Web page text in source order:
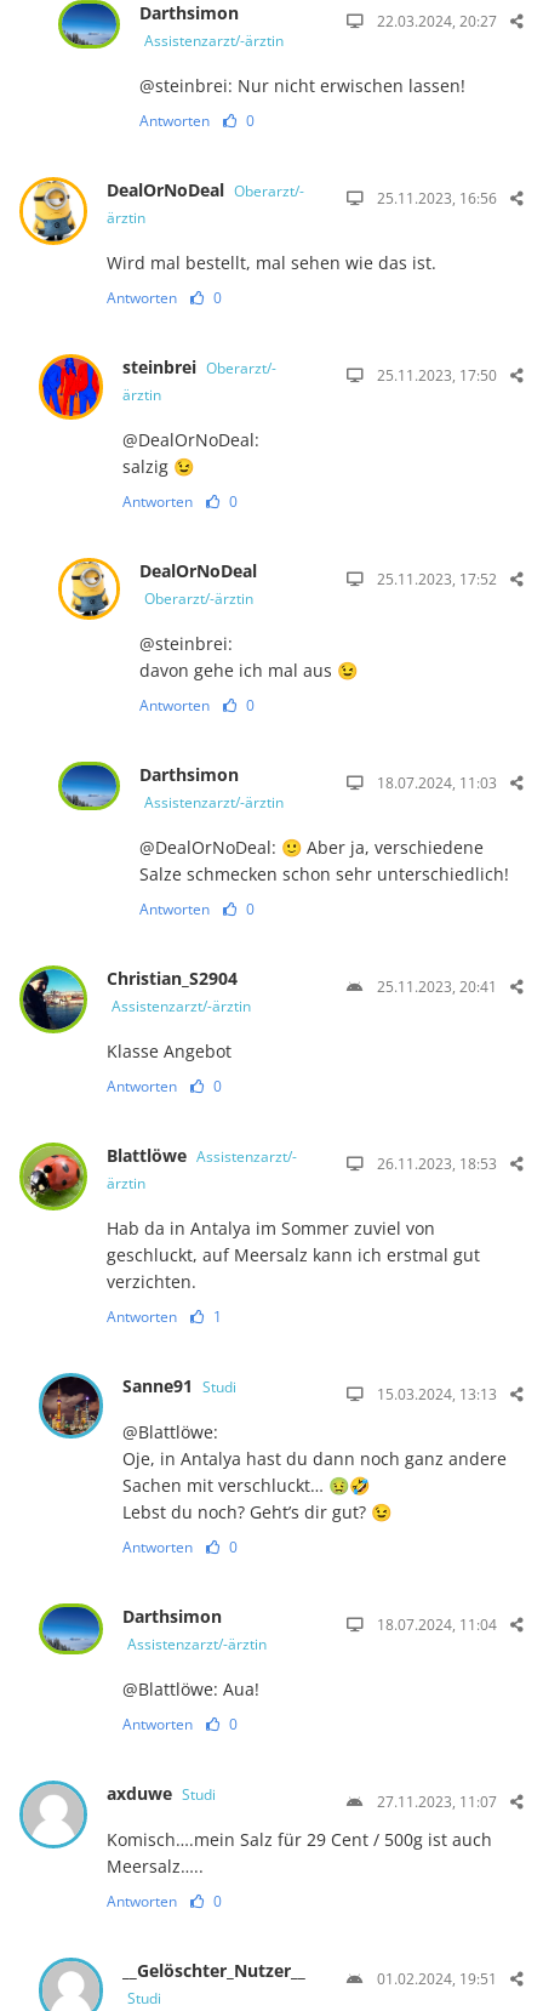
Darthsimon
Assistenzarzt/-ärztin
22.03.2024, 20:27
@steinbrei: Nur nicht erwischen lassen!
Antworten 0
DealOrNoDeal Oberarzt/-
ärztin
25.11.2023, 16:56
Wird mal bestellt, mal sehen wie das ist.
Antworten 0
steinbrei Oberarzt/-
ärztin
25.11.2023, 17:50
@DealOrNoDeal:
salzig 😉
Antworten 0
DealOrNoDeal
Oberarzt/-ärztin
25.11.2023, 17:52
@steinbrei:
davon gehe ich mal aus 😉
Antworten 0
Darthsimon
Assistenzarzt/-ärztin
18.07.2024, 11:03
@DealOrNoDeal: 🙂 Aber ja, verschiedene
Salze schmecken schon sehr unterschiedlich!
Antworten 0
Christian_S2904
Assistenzarzt/-ärztin
25.11.2023, 20:41
Klasse Angebot
Antworten 0
Blattlöwe Assistenzarzt/-
ärztin
26.11.2023, 18:53
Hab da in Antalya im Sommer zuviel von
geschluckt, auf Meersalz kann ich erstmal gut
verzichten.
Antworten 1
Sanne91 Studi 15.03.2024, 13:13
@Blattlöwe:
Oje, in Antalya hast du dann noch ganz andere
Sachen mit verschluckt… 🤢🤣
Lebst du noch? Geht’s dir gut? 😉
Antworten 0
Darthsimon
Assistenzarzt/-ärztin
18.07.2024, 11:04
@Blattlöwe: Aua!
Antworten 0
axduwe Studi 27.11.2023, 11:07
Komisch….mein Salz für 29 Cent / 500g ist auch
Meersalz…..
Antworten 0
__Gelöschter_Nutzer__
Studi
01.02.2024, 19:51